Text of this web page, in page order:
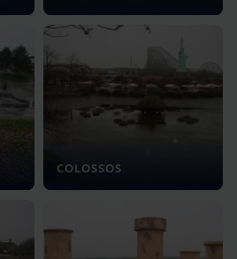
COLOSSOS